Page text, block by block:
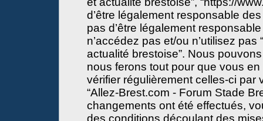
d’être légalement responsable
pas d’être légalement
n’accédez pas et/ou n’utilisez
actualité brestoise”. Nous
nous ferons tout pour que vous
vérifier régulièrement celles-ci par
“Allez-Brest.com - Forum Stade
changements ont été effectués,
des conditions découlant des